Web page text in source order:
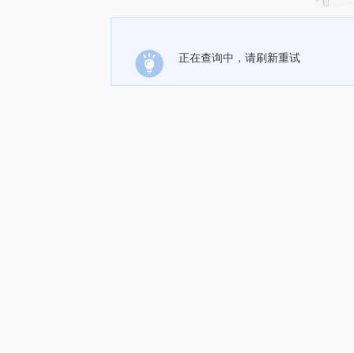
正在查询中，请刷新重试